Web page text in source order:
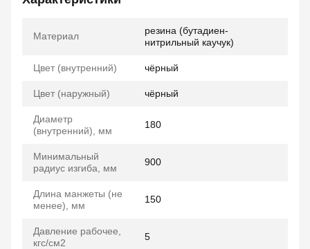
Материал
резина (бутадиен-
нитрильный каучук)
Цвет (внутренний) чёрный
Цвет (наружный) чёрный
Диаметр
(внутренний), мм
180
Минимальный
радиус изгиба, мм
900
Длина манжеты (не
менее), мм
150
Давление рабочее,
кгс/см2
5